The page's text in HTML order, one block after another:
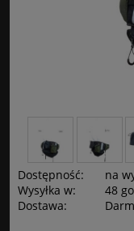
Dostępność:
na
Wysyłka w:
48
Dostawa:
Cena nie zawiera